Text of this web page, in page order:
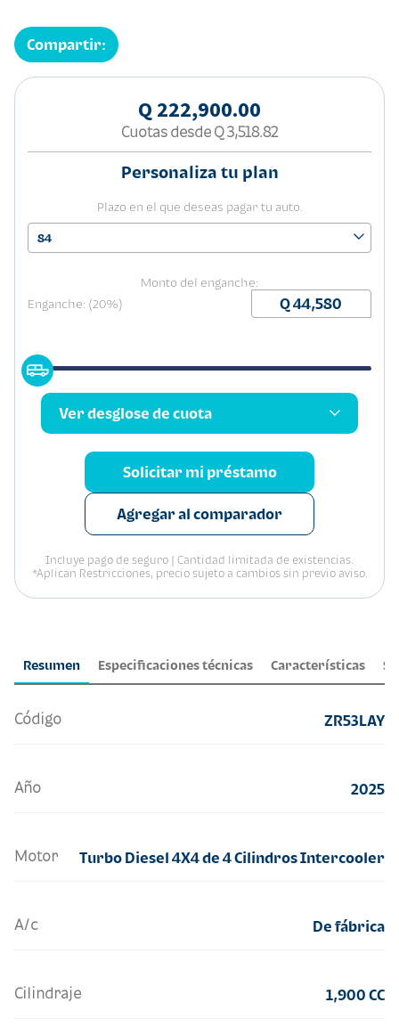
Resumen Especificaciones técnicas Características
Código ZR53LAY
Año 2025
Motor Turbo Diesel 4X4 de 4 Cilindros Intercooler
A/c De fábrica
Cilindraje 1,900 CC
Compartir:
Q 222,900.00
Cuotas desde Q 3,518.82
Personaliza tu plan
Plazo en el que deseas pagar tu auto.
84
Monto del enganche:
Enganche: (20%)
Ver desglose de cuota
Solicitar mi préstamo
Agregar al comparador
Incluye pago de seguro | Cantidad limitada de existencias.
*Aplican Restricciones, precio sujeto a cambios sin previo aviso.